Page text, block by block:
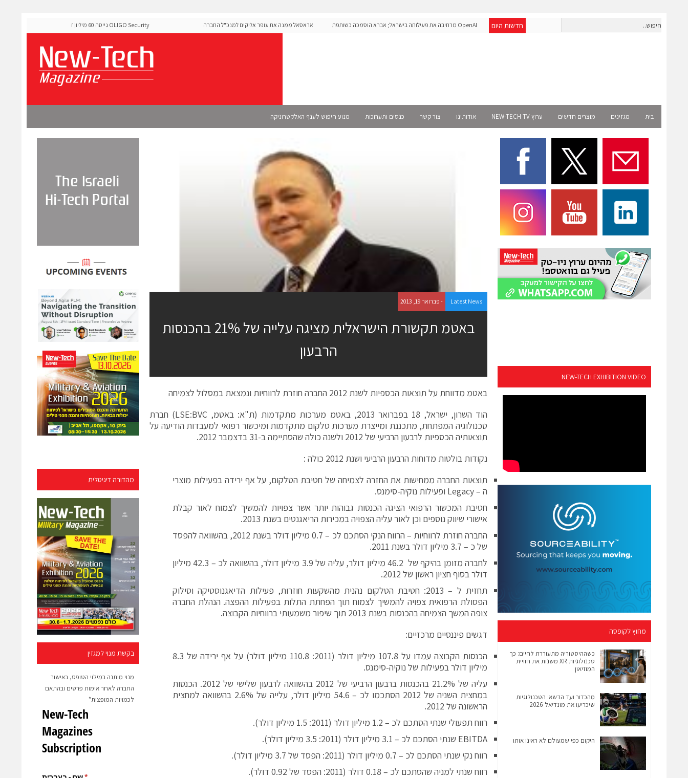
חדשות היום
חברת IAIG גייסה 6 מיליון דולר להקמת חברות תוכנה שנבנו מראש
OpenAI מרחיבה את פעילותה בישראל; אברא הוסמכה כשותפת
אראסאל ממנה את עופר אליקים למנכ"ל החברה
OLIGO Security גייסה 60 מיליון דולר להרחבת פלטפורמת אבטחת
בית מגזינים מוצרים חדשים ערוץ NEW-TECH TV אודותינו צור קשר כנסים ותערוכות מנוע חיפוש לענף האלקטרוניקה
מהדורה דיגיטלית
בקשת מנוי למגזין
מנוי מותנה במילוי הטופס, באישור
החברה לאחר אימות פרטים ובהתאם
לכמויות המופצות*
Latest News - פברואר 19, 2013
באטמ תקשורת הישראלית מציגה עלייה של 21% בהכנסות
הרבעון
באטמ מדווחת על תוצאות הכספיות לשנת 2012 החברה חוזרת לרווחיות ונמצאת במסלול לצמיחה
הוד השרון, ישראל, 18 בפברואר 2013, באטמ מערכות מתקדמות (ת"א: באטמ, LSE:BVC) חברת
טכנולוגיה המפתחת, מתכננת ומייצרת מערכות טלקום מתקדמות ומיכשור רפואי למעבדות הודיעה על
תוצאותיה הכספיות לרבעון הרביעי של 2012 ולשנה כולה שהסתיימה ב-31 בדצמבר 2012.
נקודות בולטות מדוחות הרבעון הרביעי ושנת 2012 כולה :
תוצאות החברה ממחישות את החזרה לצמיחה של חטיבת הטלקום, על אף ירידה בפעילות מוצרי
ה – Legacy ופעילות נוקיה-סימנס.
חטיבת המכשור הרפואי הציגה הכנסות גבוהות יותר אשר צפויות להמשיך לצמוח לאור קבלת
אישורי שיווק נוספים וכן לאור עליה הצפויה במכירות הריאגנטים בשנת 2013.
החברה חוזרת לרווחיות – הרווח הנקי הסתכם לכ – 0.7 מיליון דולר בשנת 2012, בהשוואה להפסד
של כ – 3.7 מיליון דולר בשנת 2011.
לחברה מזומן בהיקף של 46.2 מיליון דולר, עליה של 3.9 מיליון דולר, בהשוואה לכ – 42.3 מיליון
דולר בסוף חציון ראשון של 2012.
תחזית ל – 2013: חטיבת הטלקום נהנית מהשקעות חוזרות, פעילות הדיאגנוסטיקה וסילוק
הפסולת הרפואית צפויה להמשיך לצמוח תוך הפחתת התלות בפעילות ההפצה. הנהלת החברה
צופה המשך הצמיחה בהכנסות בשנת 2013 תוך שיפור משמעותי ברווחיות הקבוצה.
דגשים פיננסיים מרכזיים:
הכנסות הקבוצה עמדו על 107.8 מיליון דולר (2011: 110.8 מיליון דולר) על אף ירידה של 8.3
מיליון דולר בפעילות של נוקיה-סימנס.
עליה של 21.2% בהכנסות ברבעון הרביעי של 2012 בהשוואה לרבעון שלישי של 2012. הכנסות
במחצית השניה של 2012 הסתכמו לכ – 54.6 מיליון דולר, עלייה של 2.6% בהשוואה למחצית
הראשונה של 2012.
רווח תפעולי שנתי הסתכם לכ – 1.2 מיליון דולר (2011: 1.5 מיליון דולר).
EBITDA שנתי הסתכם לכ – 3.1 מיליון דולר (2011: 3.5 מיליון דולר).
רווח נקי שנתי הסתכם לכ – 0.7 מיליון דולר (2011: הפסד של 3.7 מיליון דולר).
רווח שנתי למניה שהסתכם לכ – 0.18 דולר (2011: הפסד של 0.92 דולר).
NEW-TECH EXHIBITION VIDEO
מחוץ לקופסה
כשההיסטוריה מתעוררת לחיים: כך
טכנולוגיות XR משנות את חוויית
המוזיאון
מהכדור ועד הדשא: הטכנולוגיות
שיכריעו את מונדיאל 2026
היקום כפי שמעולם לא ראינו אותו